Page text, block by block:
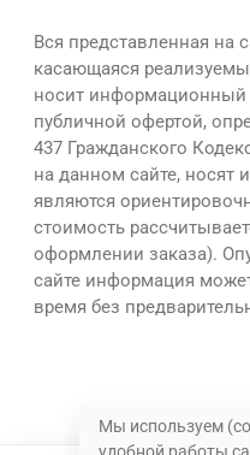
Вся представленная на
касающаяся
носит информационный
публичной офертой,
437 Гражданского
на данном сайте, носят
являются
стоимость
оформлении заказа).
сайте информация
время без
Мы используем